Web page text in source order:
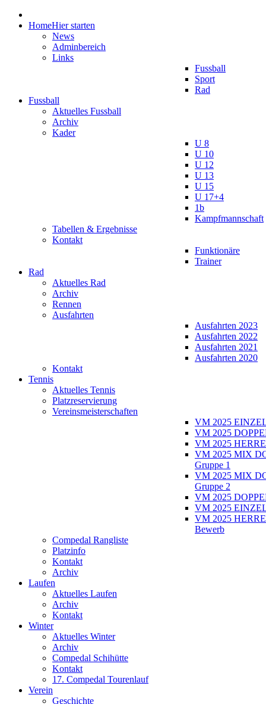
HomeHier starten
News
Adminbereich
Links
Fussball
Sport
Rad
Fussball
Aktuelles Fussball
Archiv
Kader
U 8
U 10
U 12
U 13
U 15
U 17+4
1b
Kampfmannschaft
Tabellen & Ergebnisse
Kontakt
Funktionäre
Trainer
Rad
Aktuelles Rad
Archiv
Rennen
Ausfahrten
Ausfahrten 2023
Ausfahrten 2022
Ausfahrten 2021
Ausfahrten 2020
Kontakt
Tennis
Aktuelles Tennis
Platzreservierung
Vereinsmeisterschaften
VM 2025
VM 2025
VM 2025
VM 2025 MIX
Gruppe 1
VM 2025 MIX
Gruppe 2
VM 2025
VM 2025
VM 2025
Bewerb
Compedal Rangliste
Platzinfo
Kontakt
Archiv
Laufen
Aktuelles Laufen
Archiv
Kontakt
Winter
Aktuelles Winter
Archiv
Compedal Schihütte
Kontakt
17. Compedal Tourenlauf
Verein
Geschichte